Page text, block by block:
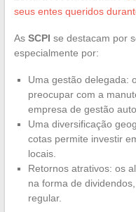
seus entes queridos
As SCPI se destacam por
especialmente por:
Uma gestão delegada:
preocupar com a
empresa de gestão
Uma diversificação
cotas permite investir
locais.
Retornos atrativos: os
na forma de
regular.